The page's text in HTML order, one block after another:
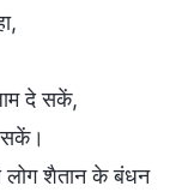
दे सकें,
लोग शैतान के बंधन